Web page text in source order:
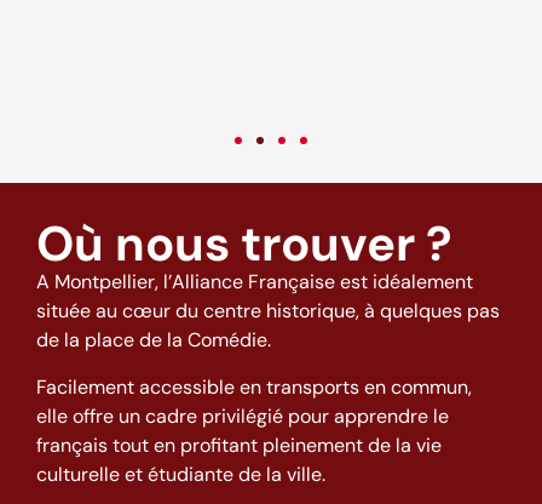
Où nous trouver ?
A Montpellier, l’Alliance Française est idéalement
située au cœur du centre historique, à quelques pas
de la place de la Comédie.
Facilement accessible en transports en commun,
elle offre un cadre privilégié pour apprendre le
français tout en profitant pleinement de la vie
culturelle et étudiante de la ville.